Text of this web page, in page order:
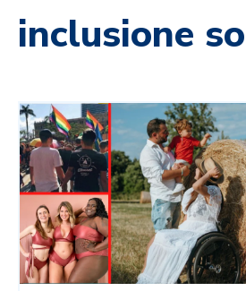
inclusione